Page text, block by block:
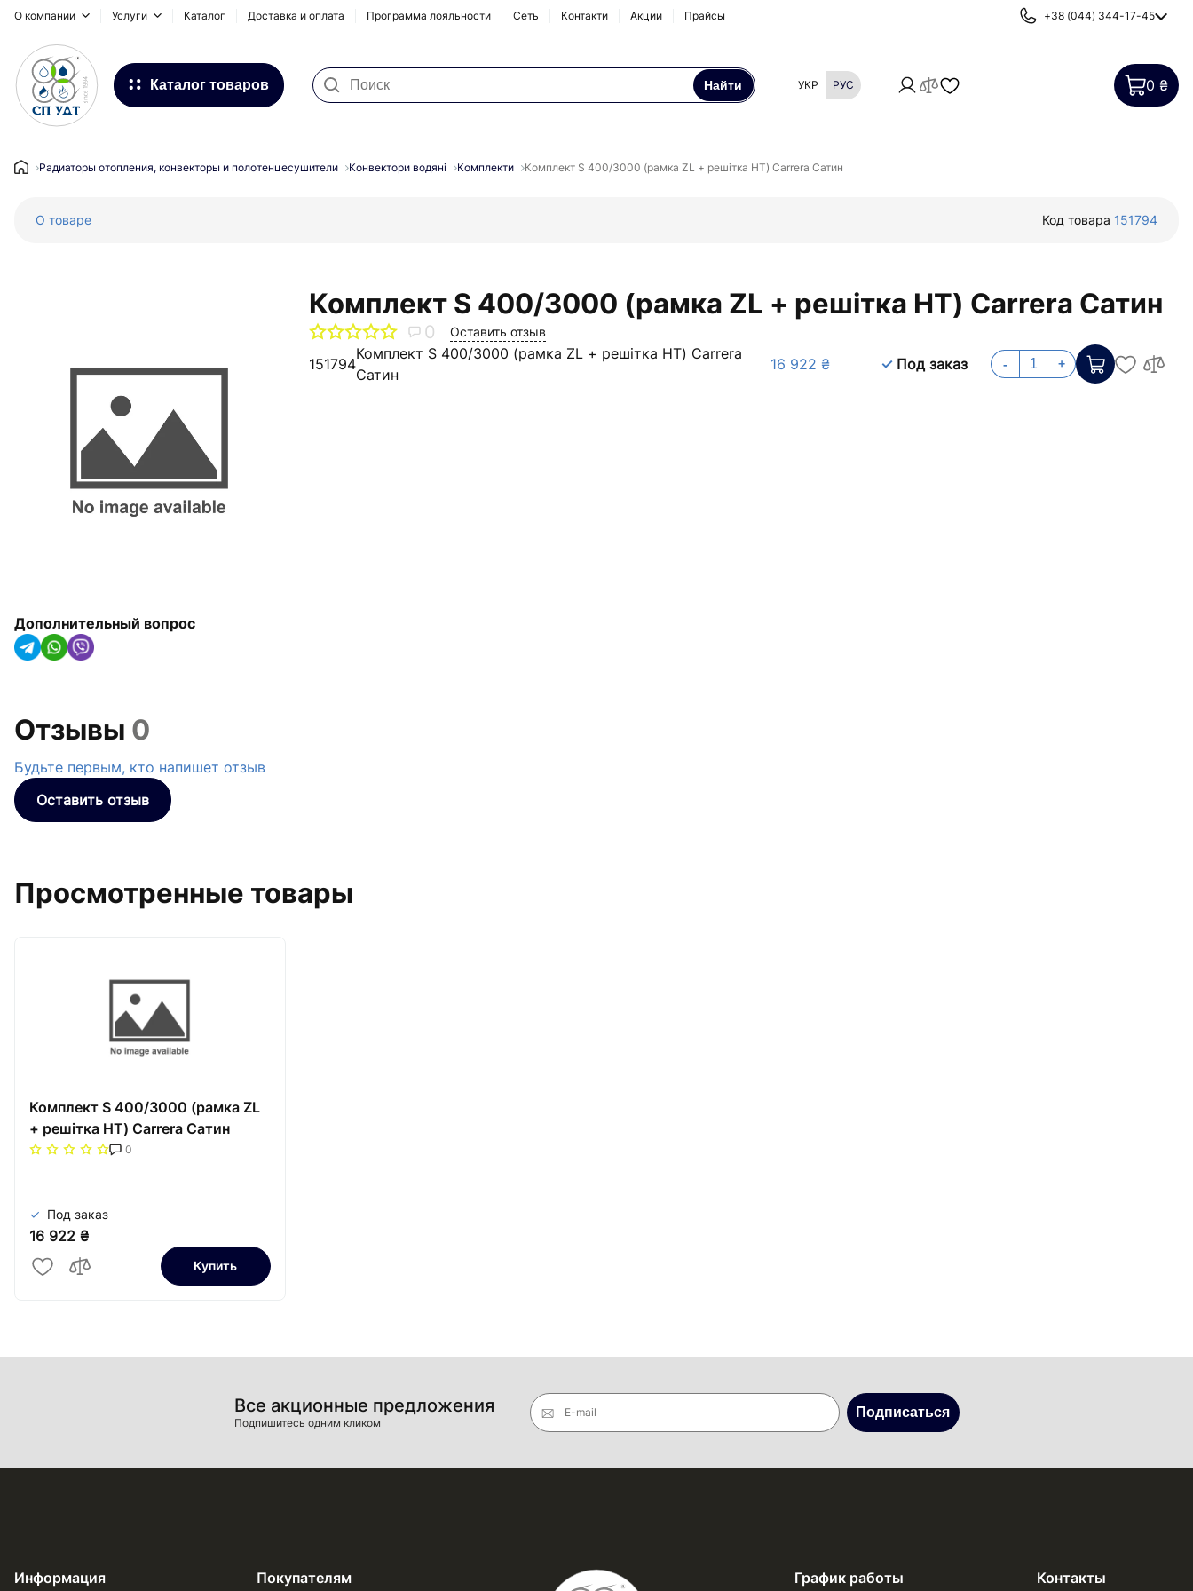
О компании Услуги Каталог Доставка и оплата Программа лояльности Сеть Контакти Акции Прайсы +38 (044) 344-17-45
Каталог товаров
Системы для наружных
Инсталляционные системы,
сифоны и дренажные каналы
арматура
Радиаторы отопления,
конвекторы и
полотенцесушители
Трубная изоляция и крепления
Найти УКР РУС 0 ₴
Радиаторы отопления, конвекторы и полотенцесушители Конвектори водяні Комплекти Комплект S 400/3000 (рамка ZL + решітка НТ) Carrera Сатин
О товаре Код товара 151794
Дополнительный вопрос
Комплект S 400/3000 (рамка ZL + решітка НТ) Carrera Сатин
0 Оставить отзыв
151794
Комплект S 400/3000 (рамка ZL + решітка НТ) Carrera
Сатин
16 922 ₴ Под заказ - +
Отзывы 0
Будьте первым, кто напишет отзыв
Оставить отзыв
Просмотренные товары
Комплект S 400/3000 (рамка ZL
+ решітка НТ) Carrera Сатин
0
Под заказ
16 922 ₴
Купить
Все акционные предложения
Подпишитесь одним кликом
E-mail Подписаться
Информация Покупателям График работы Контакты